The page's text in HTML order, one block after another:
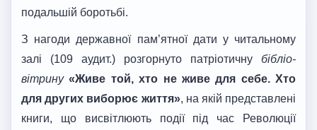
подальшій боротьбі.
З нагоди державної пам’ятної дати у читальному
залі (109 аудит.) розгорнуто патріотичну бібліо-
вітрину «Живе той, хто не живе для себе. Хто
для других виборює життя», на якій представлені
книги, що висвітлюють події під час Революції